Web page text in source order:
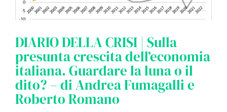
DIARIO DELLA CRISI | Sulla
presunta crescita dell’economia
italiana. Guardare la luna o il
dito? – di Andrea Fumagalli e
Roberto Romano